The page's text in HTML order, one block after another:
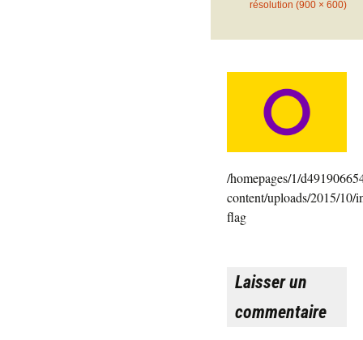
résolution (900 × 600)
/homepages/1/
content/uploads/2015/10/
flag
Laisser un
commentaire